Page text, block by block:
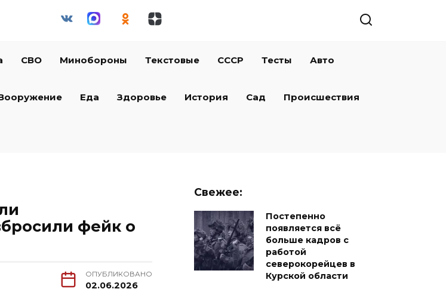
СВО Минобороны Текстовые СССР Тесты Авто
Еда Здоровье История Сад Происшествия
фейк о
ОПУБЛИКОВАНО
02.06.2026
Свежее:
Постепенно
появляется всё
больше кадров с
работой
северокорейцев в
Курской области